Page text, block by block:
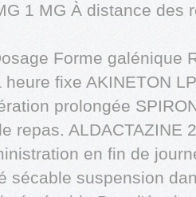
1 MG À distance des
Forme galénique
fixe AKINETON
prolongée
repas. ALDACTAZINE
en fin de
sécable suspension